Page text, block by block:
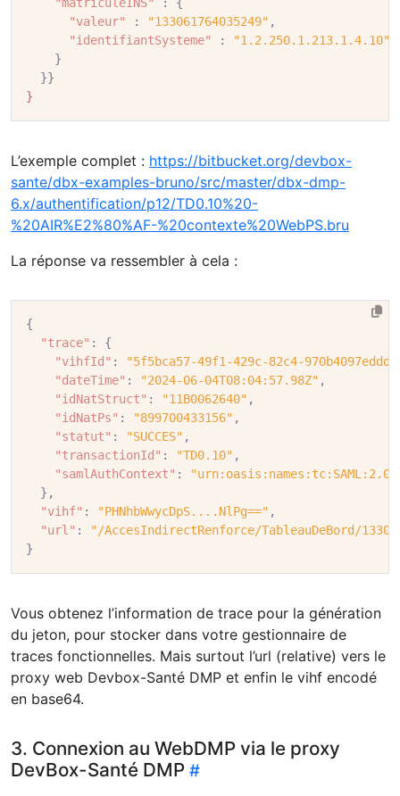
"matriculeINS" :
{
"valeur"
: "133061764035249" ,
"identifiantSysteme"
:
"1.2.250.1.213.1.4.10"
}
}}
}
L’exemple complet : https://bitbucket.org/devbox-
sante/dbx-examples-bruno/src/master/dbx-dmp-
6.x/authentification/p12/TD0.10%20-
%20AIR%E2%80%AF-%20contexte%20WebPS.bru
La réponse va ressembler à cela :
{
"trace" :
{
"vihfId" : "5f5bca57-49f1-429c-82c4-970b4097eddd"
"dateTime" : "2024-06-04T08:04:57.98Z" ,
"idNatStruct" : "11B0062640" ,
"idNatPs" : "899700433156" ,
"statut" : "SUCCES" ,
"transactionId" : "TD0.10" ,
"samlAuthContext" :
},
"vihf" : "PHNhbWwycDpS....NlPg==" ,
"url" :
"/AccesIndirectRenforce/TableauDeBord/
}
Vous obtenez l’information de trace pour la génération
du jeton, pour stocker dans votre gestionnaire de
traces fonctionnelles. Mais surtout l’url (relative) vers le
proxy web Devbox-Santé DMP et enfin le vihf encodé
en base64.
3. Connexion au WebDMP via le proxy
DevBox-Santé DMP